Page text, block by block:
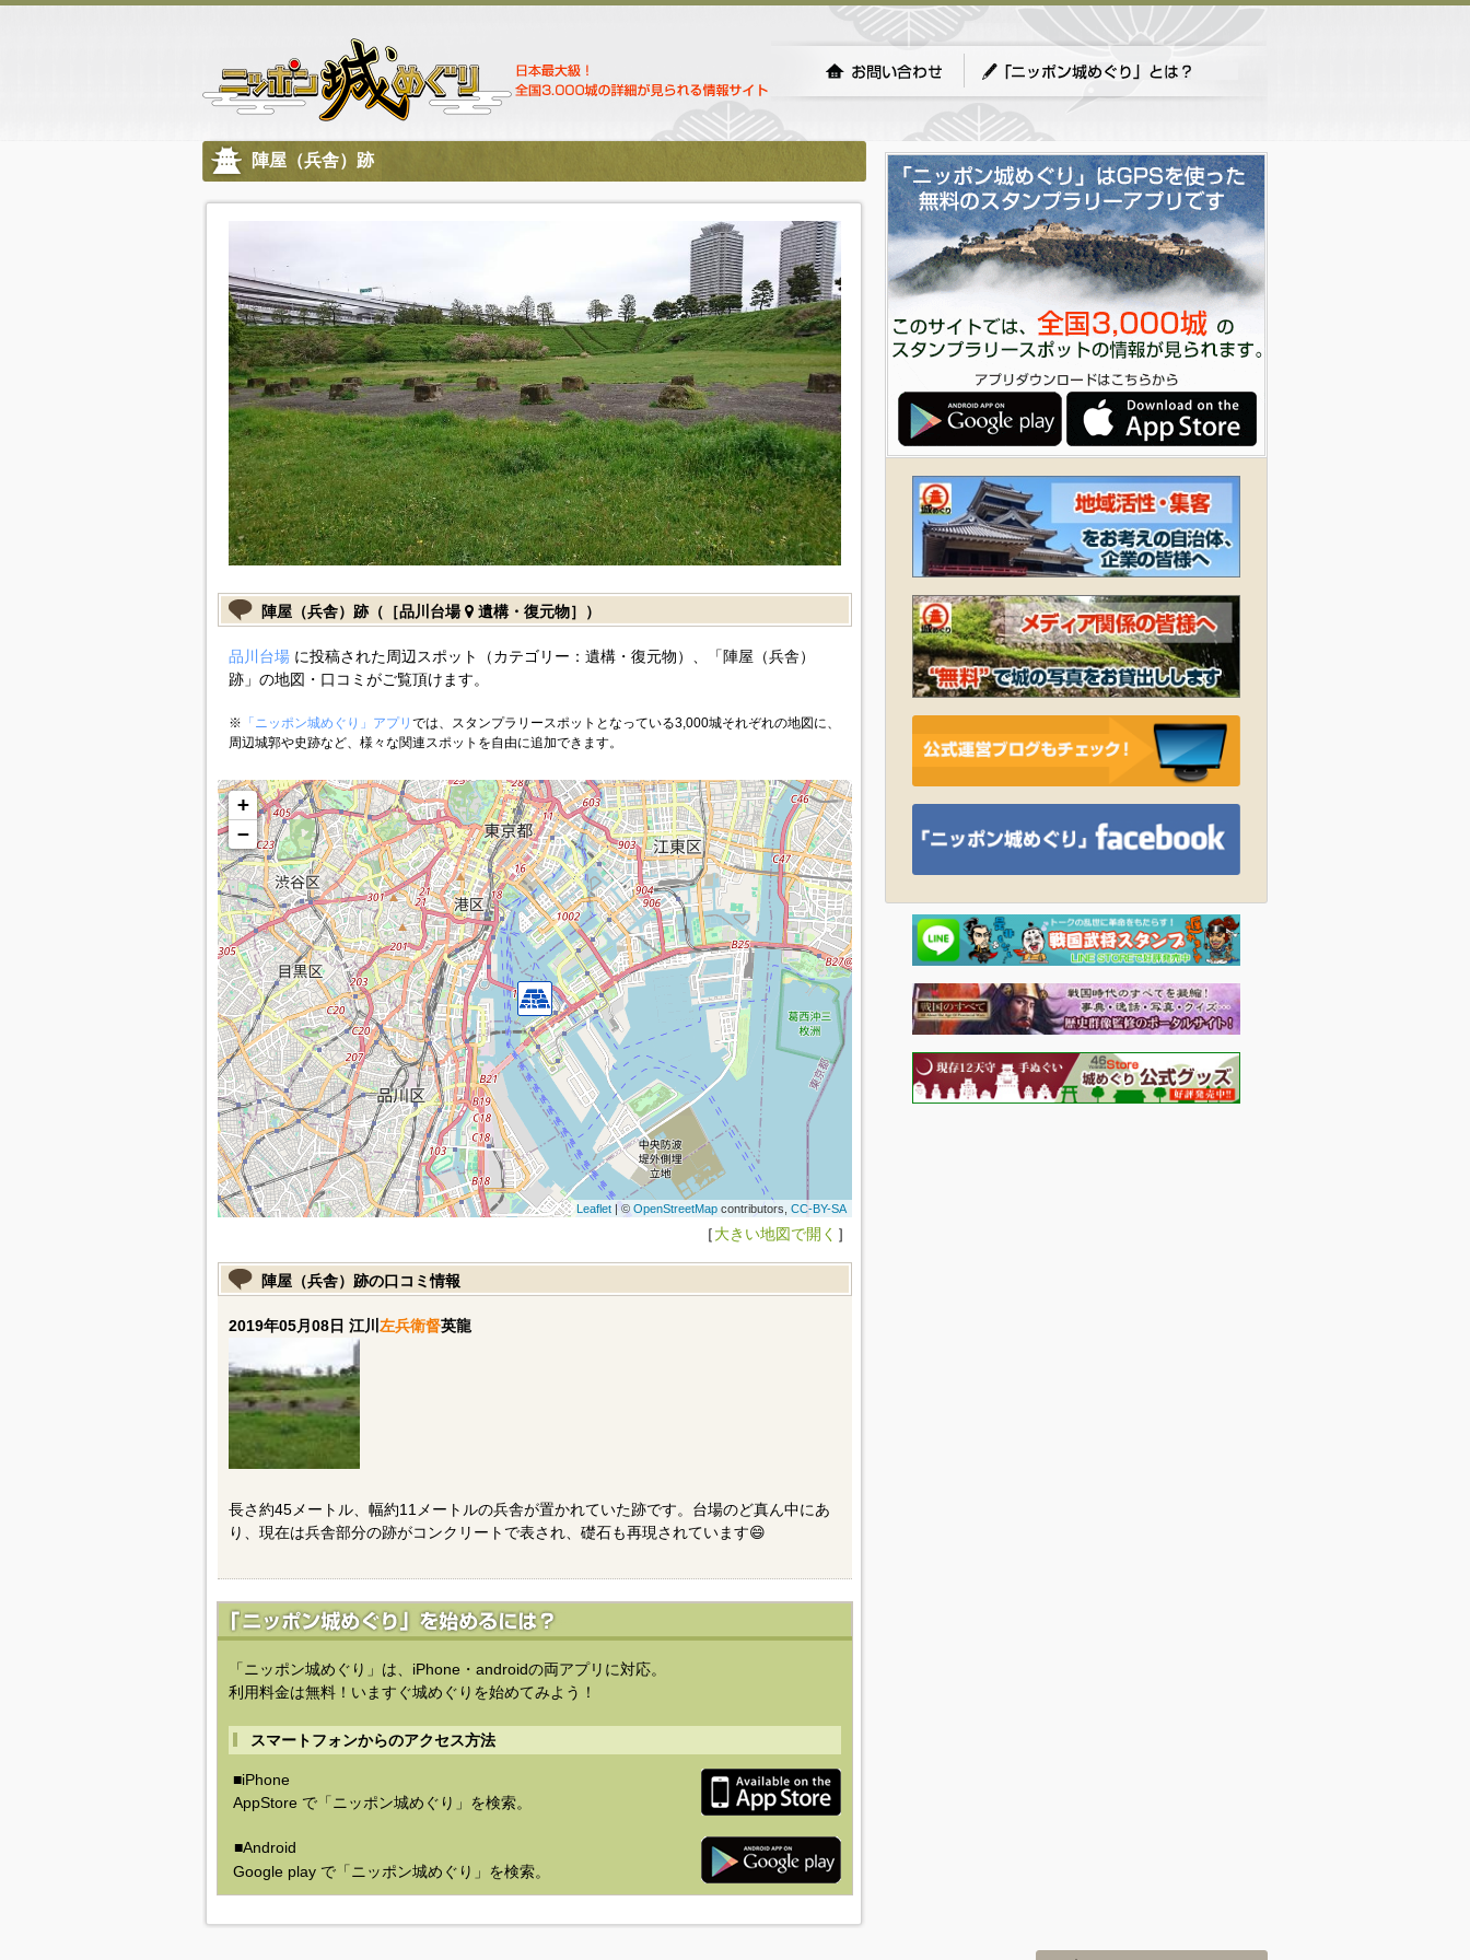
陣屋（兵舎）跡
陣屋（兵舎）跡（［品川台場 遺構・復元物］）
品川台場に投稿された周辺スポット（カテゴリー：遺構・復元物）、「陣屋（兵舎）
跡」の地図・口コミがご覧頂けます。
※ 「ニッポン城めぐり」アプリ では、スタンプラリースポットとなっている3,000城それぞれの地図に、
周辺城郭や史跡など、様々な関連スポットを自由に追加できます。
+
−
Leaflet| © OpenStreetMapcontributors, CC-BY-SA
［大きい地図で開く ］
陣屋（兵舎）跡の口コミ情報
2019年05月08日 江川 左兵衛督英龍
長さ約45メートル、幅約11メートルの兵舎が置かれていた跡です。台場のど真ん中にあ
り、現在は兵舎部分の跡がコンクリートで表され、礎石も再現されています😄
「ニッポン城めぐり」は、iPhone・androidの両アプリに対応。
利用料金は無料！いますぐ城めぐりを始めてみよう！
スマートフォンからのアクセス方法
■iPhone
AppStore で「ニッポン城めぐり」を検索。
■Android
Google play で「ニッポン城めぐり」を検索。